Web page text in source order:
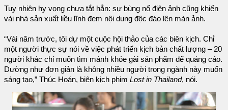
Tuy nhiên hy vọng chưa tắt hẳn: sự bùng nổ điện ảnh cũng khiến
vài nhà sản xuất liều lĩnh đem nội dung độc đáo lên màn ảnh.
“Vài năm trước, tôi dự một cuộc hội thảo của các biên kịch. Chỉ
một người thực sự nói về việc phát triển kịch bản chất lượng – 20
người khác chỉ muốn tìm mánh khóe gài sản phẩm để quảng cáo.
Dường như đơn giản là không nhiều người trong ngành này muốn
sáng tạo,” Thúc Hoán, biên kịch phim Lost in Thailand, nói.